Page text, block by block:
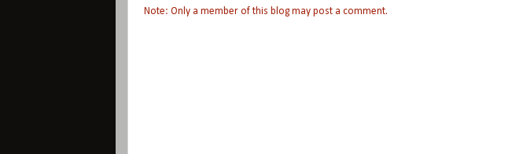
Note: Only a member of this blog may post a comment.